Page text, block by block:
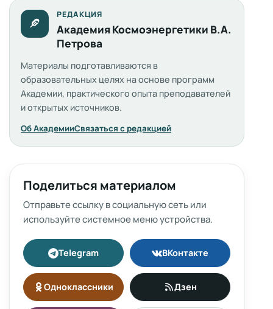
РЕДАКЦИЯ
Академия Космоэнергетики В.А.
Петрова
Материалы подготавливаются в
образовательных целях на основе программ
Академии, практического опыта преподавателей
и открытых источников.
Об АкадемииСвязаться с редакцией
Поделиться материалом
Отправьте ссылку в социальную сеть или
используйте системное меню устройства.
Telegram ВКонтакте
Одноклассники Дзен